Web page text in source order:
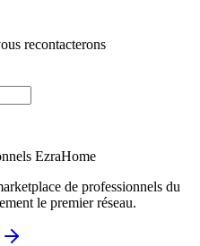
recontacterons
EzraHome
de professionnels du
le premier réseau.